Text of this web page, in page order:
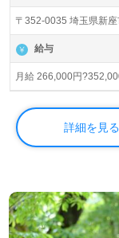
〒352-0035 埼玉県新
給与
月給 266,000円
詳細を見る